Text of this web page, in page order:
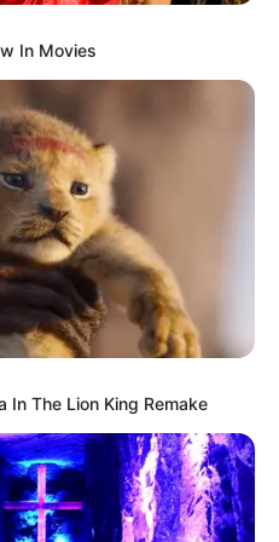
In Movies
In The Lion King Remake